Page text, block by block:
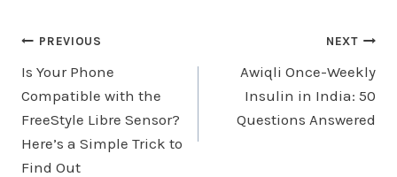
PREVIOUS
Is Your Phone
Compatible with the
FreeStyle Libre Sensor?
Here’s a Simple Trick to
Find Out
NEXT
Awiqli Once-Weekly
Insulin in India: 50
Questions Answered